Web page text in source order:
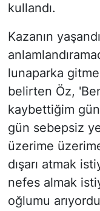
kullandı.
Kazanın
lunaparka
belirten Öz,
kaybettiğim
gün sebepsiz
üzerime
dışarı atmak
nefes almak
oğlumu